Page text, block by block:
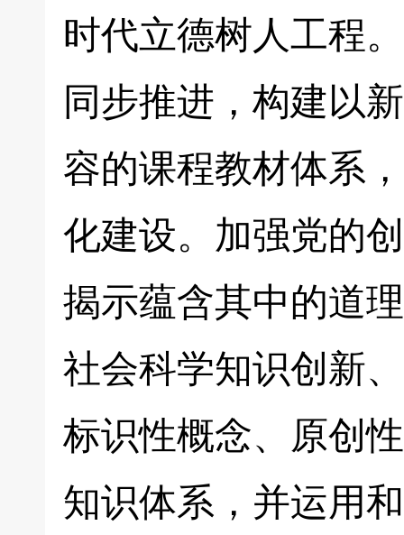
时代立德树人工程
同步推进，构建以
容的课程教材体系
化建设。加强党的
揭示蕴含其中的道
社会科学知识创新
标识性概念、原创
知识体系，并运用